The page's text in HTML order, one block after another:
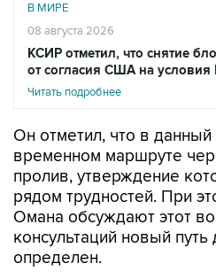
В МИРЕ
08 августа 2026
КСИР отметил, что снятие
от согласия США на условия
Читать подробнее
Он отметил, что в
временном маршруте
пролив, утверждение
рядом трудностей. При
Омана обсуждают этот
консультаций новый
определен.